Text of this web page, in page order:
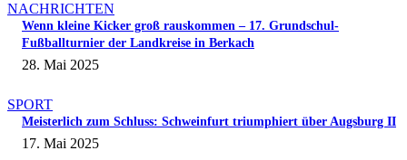
NACHRICHTEN
Wenn kleine Kicker groß rauskommen – 17. Grundschul-
Fußballturnier der Landkreise in Berkach
28. Mai 2025
SPORT
Meisterlich zum Schluss: Schweinfurt triumphiert über Augsburg II
17. Mai 2025